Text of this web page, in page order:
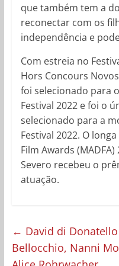
que também tem a
reconectar com os
independência e
Com estreia no
Hors Concours
foi selecionado para
Festival 2022 e foi o
selecionado para a
Festival 2022. O
Film Awards
Severo recebeu o
atuação.
← David di
Bellocchio, Nanni